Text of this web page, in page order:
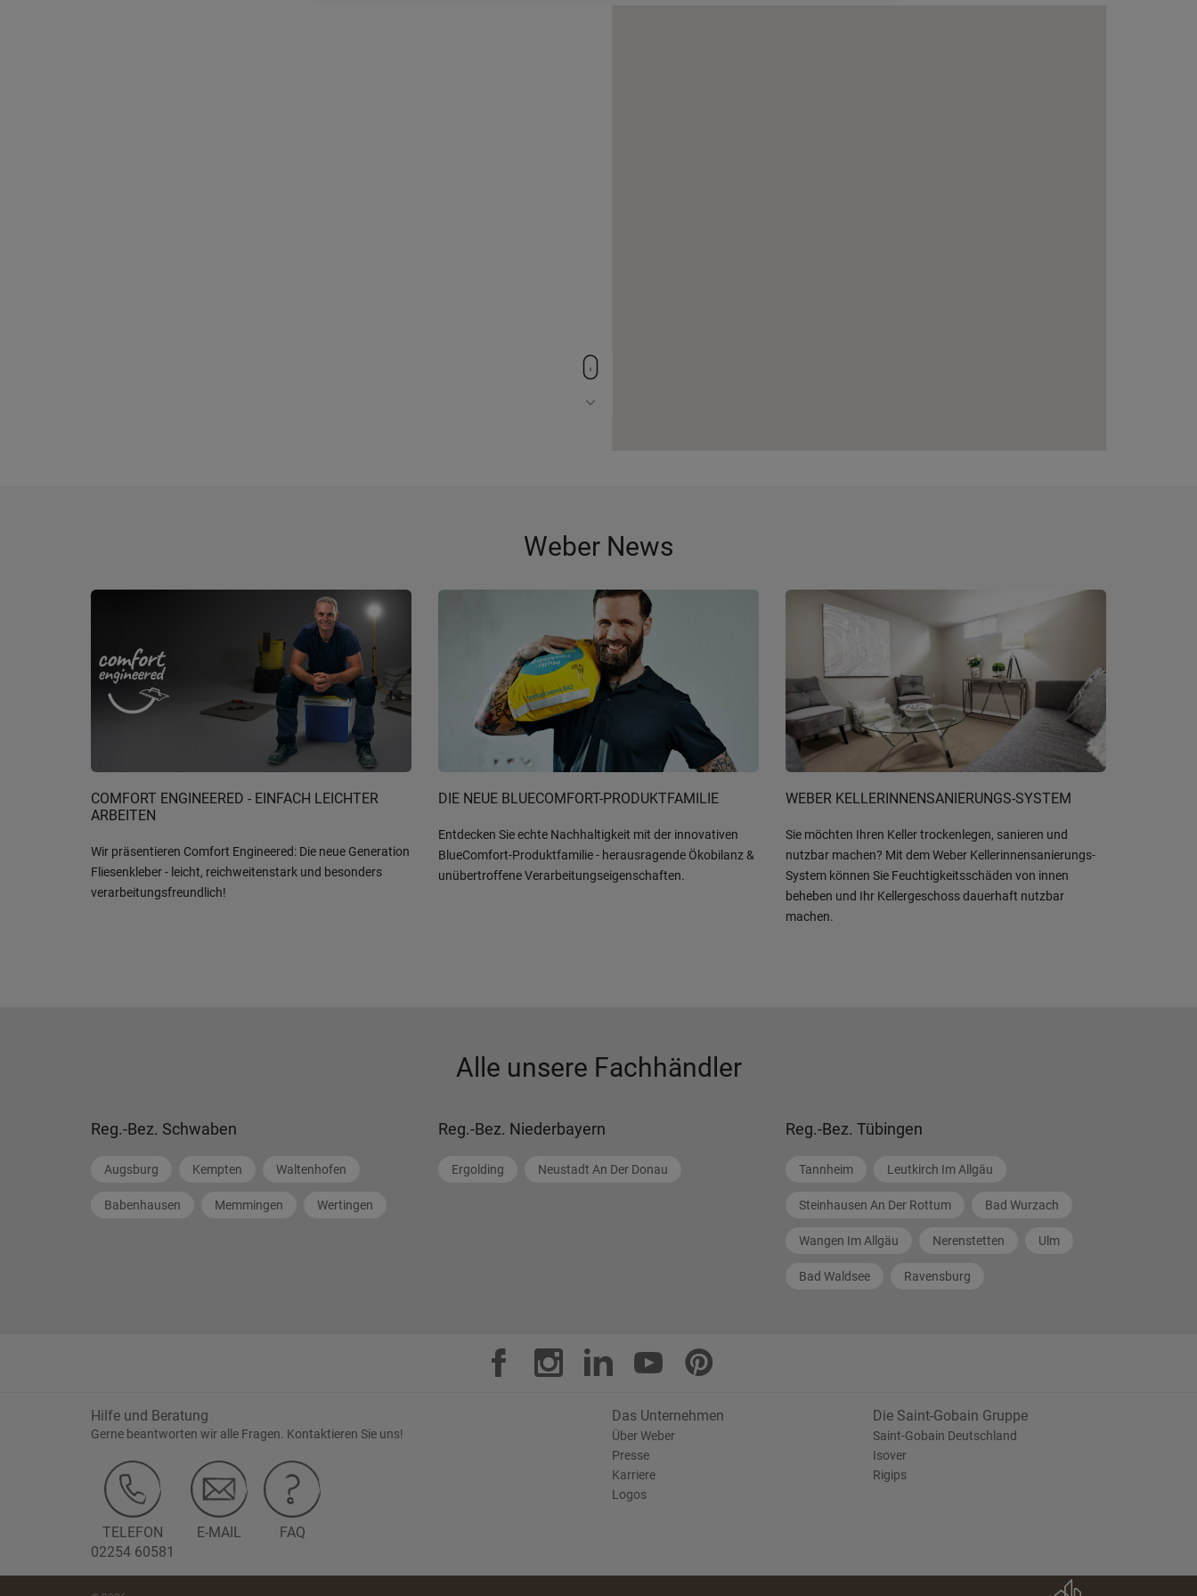
Weber News
COMFORT ENGINEERED - EINFACH LEICHTER
ARBEITEN
Wir präsentieren Comfort Engineered: Die neue Generation
Fliesenkleber - leicht, reichweitenstark und besonders
verarbeitungsfreundlich!
DIE NEUE BLUECOMFORT-PRODUKTFAMILIE
Entdecken Sie echte Nachhaltigkeit mit der innovativen
BlueComfort-Produktfamilie - herausragende Ökobilanz &
unübertroffene Verarbeitungseigenschaften.
WEBER KELLERINNENSANIERUNGS-SYSTEM
Sie möchten Ihren Keller trockenlegen, sanieren und
nutzbar machen? Mit dem Weber Kellerinnensanierungs-
System können Sie Feuchtigkeitsschäden von innen
beheben und Ihr Kellergeschoss dauerhaft nutzbar
machen.
Alle unsere Fachhändler
Reg.-Bez. Schwaben
Augsburg Kempten Waltenhofen
Babenhausen Memmingen Wertingen
Reg.-Bez. Niederbayern
Ergolding Neustadt An Der Donau
Reg.-Bez. Tübingen
Tannheim Leutkirch Im Allgäu
Steinhausen An Der Rottum Bad Wurzach
Wangen Im Allgäu Nerenstetten Ulm
Bad Waldsee Ravensburg
Hilfe und Beratung
Gerne beantworten wir alle Fragen. Kontaktieren Sie uns!
TELEFON
02254 60581
E-MAIL FAQ
Das Unternehmen
Über Weber
Presse
Karriere
Logos
Die Saint-Gobain Gruppe
Saint-Gobain Deutschland
Isover
Rigips